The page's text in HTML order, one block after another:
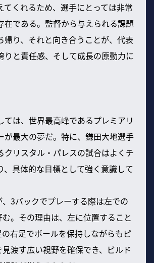
てくれるため、選手にとっては非常
在である。監督から与えられる課題
帰り、それと向き合うことが、代表
りと責任感、そして成長の原動力に
ては、世界最高峰であるプレミアリ
が最大の夢だ。特に、鎌田大地選手
クリスタル・パレスの試合はよくチ
、具体的な目標として強く意識して
3バックでプレーする際は左での
む。その理由は、左に位置すること
右足でボールを保持しながらもピ
見渡す広い視野を確保でき、ビルド